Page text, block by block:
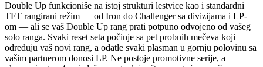
Double Up funkcioniše na istoj strukturi lestvice kao i standardni
TFT rangirani režim — od Iron do Challenger sa divizijama i LP-
om — ali se vaš Double Up rang prati potpuno odvojeno od vašeg
solo ranga. Svaki reset seta počinje sa pet probnih mečeva koji
određuju vaš novi rang, a odatle svaki plasman u gornju polovinu sa
vašim partnerom donosi LP. Ne postoje promotivne serije, a